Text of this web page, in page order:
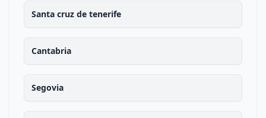
Santa cruz de tenerife
Cantabria
Segovia